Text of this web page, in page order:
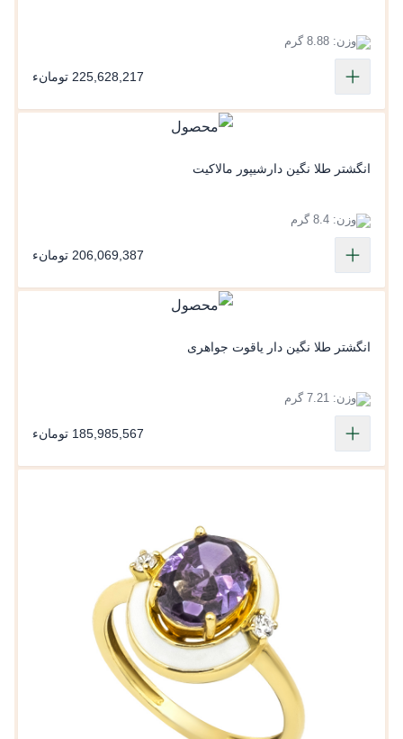
وزن: 8.88 گرم
225,628,217 تومانء
انگشتر طلا نگین دارشیپور مالاکیت
وزن: 8.4 گرم
206,069,387 تومانء
انگشتر طلا نگین دار یاقوت جواهری
وزن: 7.21 گرم
185,985,567 تومانء